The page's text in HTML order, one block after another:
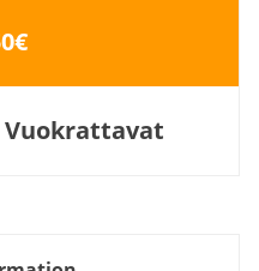
Vuokrattavat